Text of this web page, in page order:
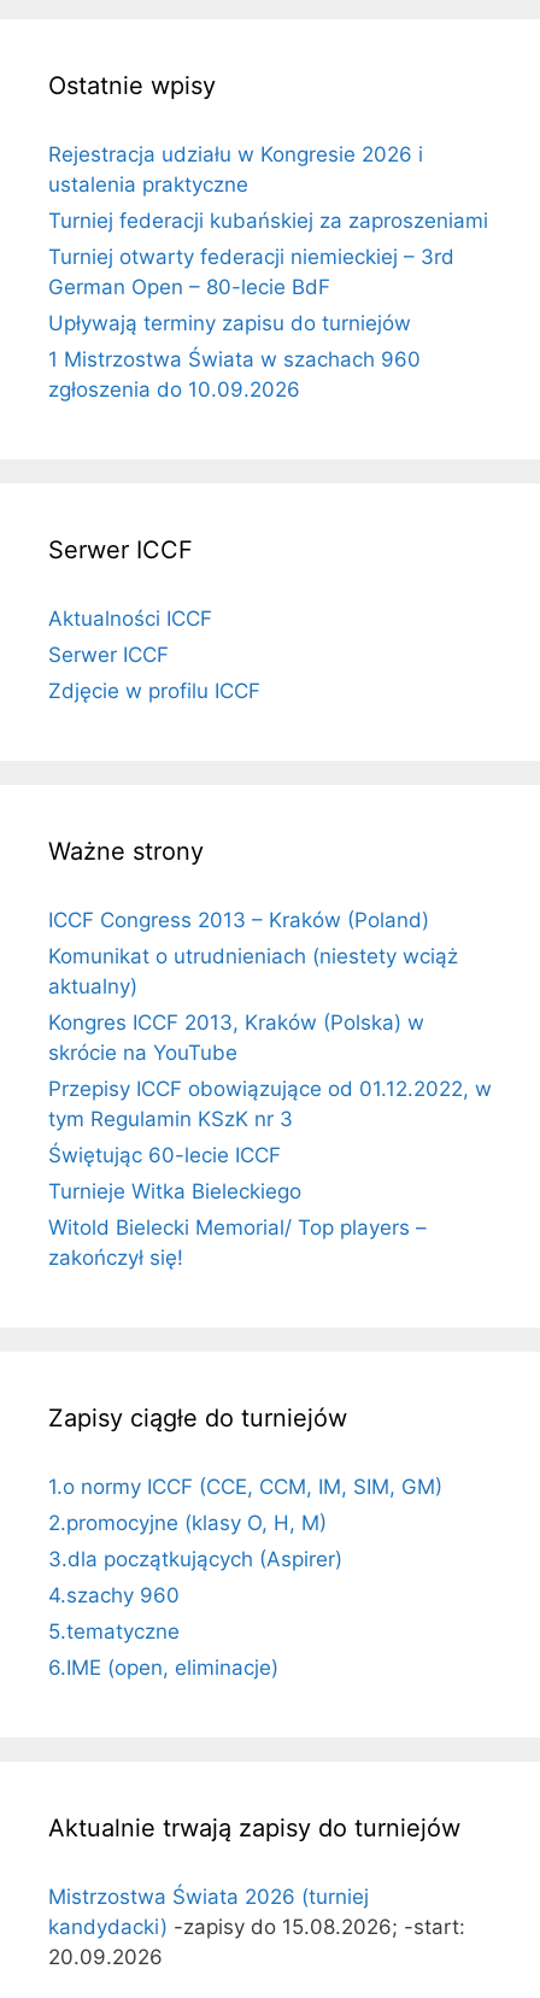
Ostatnie wpisy
Rejestracja udziału w Kongresie 2026 i
ustalenia praktyczne
Turniej federacji kubańskiej za zaproszeniami
Turniej otwarty federacji niemieckiej – 3rd
German Open – 80-lecie BdF
Upływają terminy zapisu do turniejów
1 Mistrzostwa Świata w szachach 960
zgłoszenia do 10.09.2026
Serwer ICCF
Aktualności ICCF
Serwer ICCF
Zdjęcie w profilu ICCF
Ważne strony
ICCF Congress 2013 – Kraków (Poland)
Komunikat o utrudnieniach (niestety wciąż
aktualny)
Kongres ICCF 2013, Kraków (Polska) w
skrócie na YouTube
Przepisy ICCF obowiązujące od 01.12.2022, w
tym Regulamin KSzK nr 3
Świętując 60-lecie ICCF
Turnieje Witka Bieleckiego
Witold Bielecki Memorial/ Top players –
zakończył się!
Zapisy ciągłe do turniejów
1.o normy ICCF (CCE, CCM, IM, SIM, GM)
2.promocyjne (klasy O, H, M)
3.dla początkujących (Aspirer)
4.szachy 960
5.tematyczne
6.IME (open, eliminacje)
Aktualnie trwają zapisy do turniejów
Mistrzostwa Świata 2026 (turniej
kandydacki) -zapisy do 15.08.2026; -start:
20.09.2026